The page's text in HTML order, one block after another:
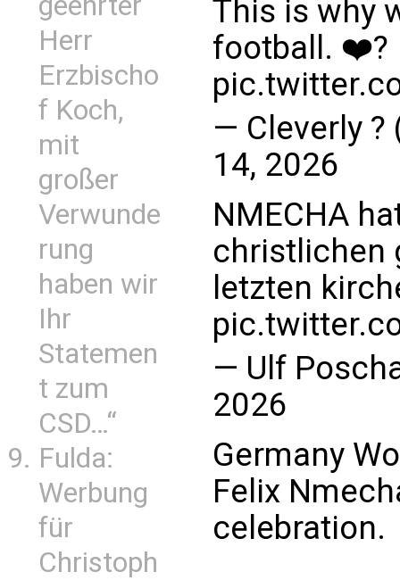
Herr
Erzbischo
f Koch,
mit
großer
Verwunde
rung
haben wir
Ihr
Statemen
t zum
CSD…“
Fulda:
Werbung
für
Christoph
This is why
football. ❤️?
— Cleverly ?
14, 2026
NMECHA
christlichen
letzten
— Ulf
2026
Germany
Felix
celebration.